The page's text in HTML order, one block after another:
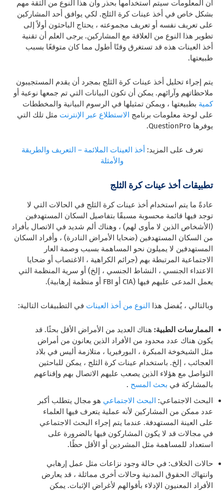
أن المعلومات سيتم استخدامها بحذر وأن هذا النوع من الثقة مهم
بشكل خاص في أخذ عينات كرة الثلج. لكي يوافق أحد المشاركين
على تعريف نفسه أو تعريف مجموعته ، يحتاج الباحثون أولاً إلى
تطوير هذا النوع من العلاقة مع المشاركين. يرجى العلم أن تقنية
أخذ العينات هذه قد تستغرق وقتًا أطول مما كان متوقعًا بسبب
طبيعتها.
يتم إجراء تحليل أخذ عينات كرة الثلج بمجرد أن يقدم المستجيبون
ملاحظاتهم وآرائهم. يمكن أن تكون البيانات التي تم جمعها نوعية أو
كمية بطبيعتها ، ويمكن تمثيلها في الرسوم البيانية والمخططات
على لوحة معلومات برنامج الاستطلاع عبر الإنترنت مثل تلك التي
يوفرها QuestionPro.
تعرف على المزيد: أخذ العينات الملائمة – التعريف والطريقة
والأمثلة
تطبيقات أخذ عينات كرة الثلج
عادةً ما يتم استخدام أخذ عينات كرة الثلج في الحالات التي لا
توجد فيها قائمة محسوبة مسبقًا بتفاصيل السكان المستهدفين
(الأشخاص الذين لا مأوى لهم) ، وهناك ألم شديد في الاتصال بأفراد
من السكان المستهدفين (ضحايا الأمراض النادرة) ، وأفراد السكان
المستهدفين لا يميلون نحو المساهمة بسبب وصمة العار
الاجتماعية المرتبطة بهم (جرائم الكراهية ، الاغتصاب أو ضحايا
الاعتداء الجنسي ، النشاط الجنسي ، إلخ) أو سرية المنظمة التي
يعمل المدعى عليهم فيها (CIA أو FBI أو منظمة إرهابية).
وبالتالي ، يُفضل هذا النوع من أخذ العينات في التطبيقات التالية:
الممارسات الطبية: هناك العديد من الأمراض الأقل بحثًا. قد
يكون هناك عدد محدود من الأفراد الذين يعانون من أمراض
مثل الشيخوخة المبكرة ، البورفيريا ، متلازمة أليس في بلاد
العجائب ، إلخ. باستخدام عينات كرة الثلج ، يمكن للباحثين
التواصل مع هؤلاء الذين يصعب عليهم الاتصال بهم وإقناعهم
بالمشاركة في بحث المسح .
البحث الاجتماعي: البحث الاجتماعي هو مجال يتطلب أكبر
عدد ممكن من المشاركين لأنه عملية يتعرف فيها العلماء
على العينة المستهدفة. عندما يتم إجراء البحث الاجتماعي
في مجالات قد لا يكون المشاركون فيها بالضرورة على
استعداد للمساهمة مثل المشردين أو الأقل حظًا.
حالات الخلاف: في حالة وجود نزاعات مثل عمل إرهابي
وانتهاك الحقوق المدنية وحالات أخرى مماثلة ، قد يعارض
الأفراد المعنيون الإدلاء بأقوالهم لأغراض الإثبات. يمكن